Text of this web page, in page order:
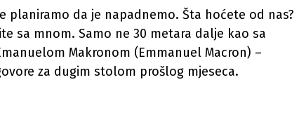
planiramo da je napadnemo. Šta hoćete od nas?
sa mnom. Samo ne 30 metara dalje kao sa
Makronom (Emmanuel Macron) –
za dugim stolom prošlog mjeseca.